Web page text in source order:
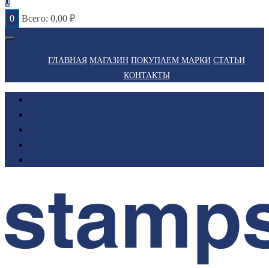
0
Всего: 0,00 ₽
ГЛАВНАЯ МАГАЗИН ПОКУПАЕМ МАРКИ СТАТЬИ
КОНТАКТЫ